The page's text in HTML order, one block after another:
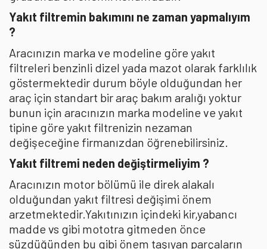
Yakıt filtremin bakımını ne zaman yapmalıyım
?
Aracınızın marka ve modeline göre yakıt
filtreleri benzinli dizel yada mazot olarak farklılık
göstermektedir durum böyle olduğundan her
araç için standart bir araç bakım aralığı yoktur
bunun için aracınızın marka modeline ve yakıt
tipine göre yakıt filtrenizin nezaman
değişeceğine firmanızdan öğrenebilirsiniz.
Yakıt filtremi neden değiştirmeliyim ?
Aracınızın motor bölümü ile direk alakalı
olduğundan yakıt filtresi değişimi önem
arzetmektedir.Yakıtınızın içindeki kir,yabancı
madde vs gibi mototra gitmeden önce
süzdüğünden bu gibi önem taşıyan parçaların